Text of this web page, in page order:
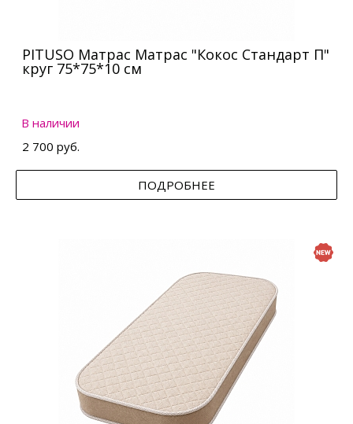
PITUSO Матрас Матрас "Кокос Стандарт П"
круг 75*75*10 см
В наличии
2 700 руб.
ПОДРОБНЕЕ